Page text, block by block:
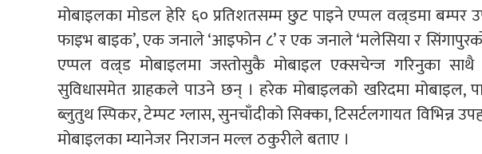
मोबाइलका मोडल हेरि ६० प्रतिशतसम्म छुट पाइने एप्पल वल्र्डमा
फाइभ बाइक’, एक जनाले ‘आइफोन ८’ र एक जनाले ‘मलेसिया र
एप्पल वल्र्ड मोबाइलमा जस्तोसुकै मोबाइल एक्सचेन्ज गरिनुका
सुविधासमेत ग्राहकले पाउने छन् । हरेक मोबाइलको खरिदमा मोबाइल,
ब्लुतुथ स्पिकर, टेम्पट ग्लास, सुनचाँदीको सिक्का, टिसर्टलगायत विभिन्न
मोबाइलका म्यानेजर निराजन मल्ल ठकुरीले बताए ।